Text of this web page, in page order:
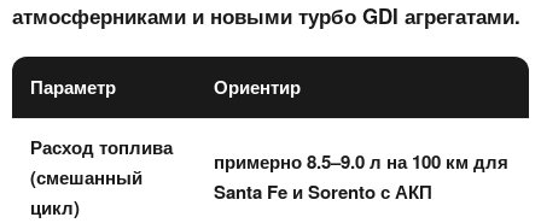
атмосферниками и новыми турбо GDI агрегатами.
Параметр Ориентир
Расход топлива
(смешанный
цикл)
примерно 8.5–9.0 л на 100 км для
Santa Fe и Sorento с АКП